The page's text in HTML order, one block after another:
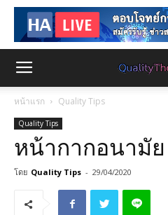
หน้าแรก Quality Tips
Quality Tips
หน้ากากอนามัย
โดย Quality Tips - 29/04/2020